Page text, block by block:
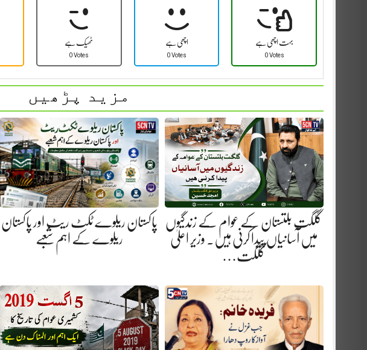
ٹھیک ہے
0 Votes
اچھی ہے
0 Votes
بہت اچھی ہے
0 Votes
مزید پڑھیں
گلگت بلتستان کے عوام کے زندگیوں
میں آسانیاں پیدا کرنی ہیں. وزیر اعلیٰ
گلگت…
پاکستان ریلوے ٹکٹ ریٹ اور پاکستان
ریلوے کے اہم شعبے